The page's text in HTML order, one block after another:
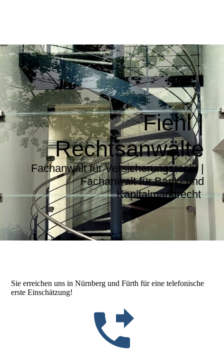
Fiehl |
Rechtsanwälte
Fachanwalt für Versicherungsrecht |
Fachanwalt für Bank- und
Kapitalmarktrecht
Sie erreichen uns in Nürnberg und Fürth für eine telefonische
erste Einschätzung!